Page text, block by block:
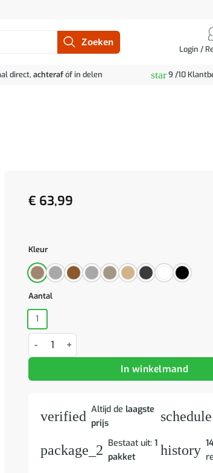
Login /
direct, achterafóf in delen star9 /10
€ 63,99
Kleur
Aantal
1
Kledingkast 80x40x110 cm bewerkt hout
In winkelmand
verified Altijd de laagste
prijs
schedule
package_2 Bestaat uit: 1
pakket
history